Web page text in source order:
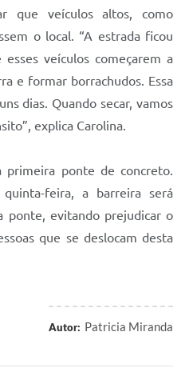
que veículos altos, como
o local. “A estrada ficou
veículos começarem a
e formar borrachudos. Essa
dias. Quando secar, vamos
explica Carolina.
primeira ponte de concreto.
feira, a barreira será
ponte, evitando prejudicar o
que se deslocam desta
Autor: Patricia Miranda